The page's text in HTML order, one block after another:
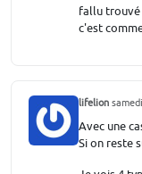
fallu trouvé
c'est
lifelion
Avec une
Si on reste